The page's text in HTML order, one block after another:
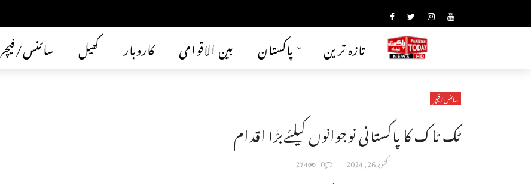
سائنس/فیچر کھیل کاروبار بین الاقوامی پاکستان تازہ ترین
سائنس/فیچر
ٹک ٹاک کا پاکستانی نوجوانوں کیلئےبڑا اقدام
اکتوبر 26, 2024 0
274